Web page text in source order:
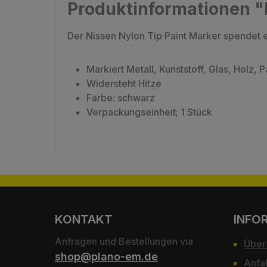
Produktinformationen
Der Nissen Nylon Tip Paint Marker
Markiert Metall, Kunststoff, Glas, Holz,
Widersteht Hitze
Farbe: schwarz
Verpackungseinheit; 1 Stück
KONTAKT
Anfragen und Bestellungen via
shop@plano-em.de